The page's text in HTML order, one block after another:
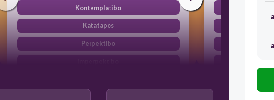
Kontemplatibo
Katatapos
Perpektibo